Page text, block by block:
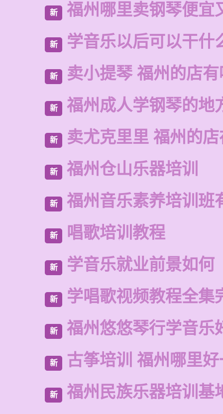
新 福州哪里卖钢琴便宜
新 学音乐以后可以干什
新 卖小提琴 福州的店
新 福州成人学钢琴的地
新 卖尤克里里 福州的
新 福州仓山乐器培训
新 福州音乐素养培训班
新 唱歌培训教程
新 学音乐就业前景如何
新 学唱歌视频教程全集
新 福州悠悠琴行学音乐
新 古筝培训 福州哪里
新 福州民族乐器培训基